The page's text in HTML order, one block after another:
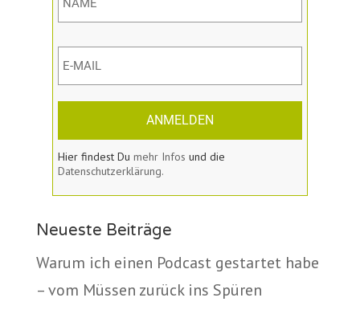
ANMELDEN
Hier findest Du mehr Infos und die
Datenschutzerklärung.
Neueste Beiträge
Warum ich einen Podcast gestartet habe
– vom Müssen zurück ins Spüren